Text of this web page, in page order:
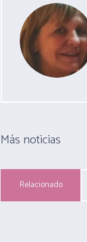
Más noticias
Relacionado